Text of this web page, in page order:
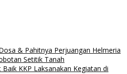
& Pahitnya Perjuangan Helmeria
Setitik Tanah
Baik KKP Laksanakan Kegiatan di